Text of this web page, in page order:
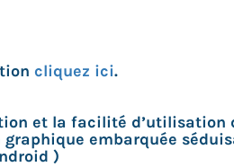
cliquez ici.
et la facilité d’utilisation
embarquée
)